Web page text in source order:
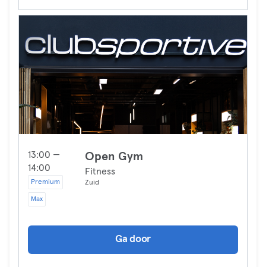
13:00 —
14:00
Premium
Max
Open Gym
Fitness
Zuid
Ga door